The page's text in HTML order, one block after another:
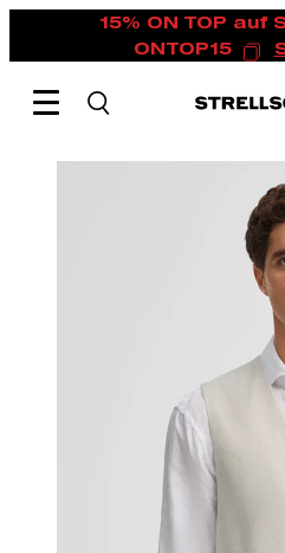
15% ON TOP auf
ONTOP15